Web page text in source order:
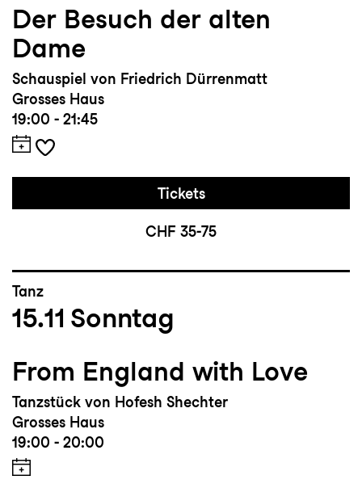
Der Besuch der alten
Dame
Schauspiel von Friedrich Dürrenmatt
Grosses Haus
19:00 - 21:45
Tickets
CHF 35-75
Tanz
15.11 Sonntag
From England with Love
Tanzstück von Hofesh Shechter
Grosses Haus
19:00 - 20:00